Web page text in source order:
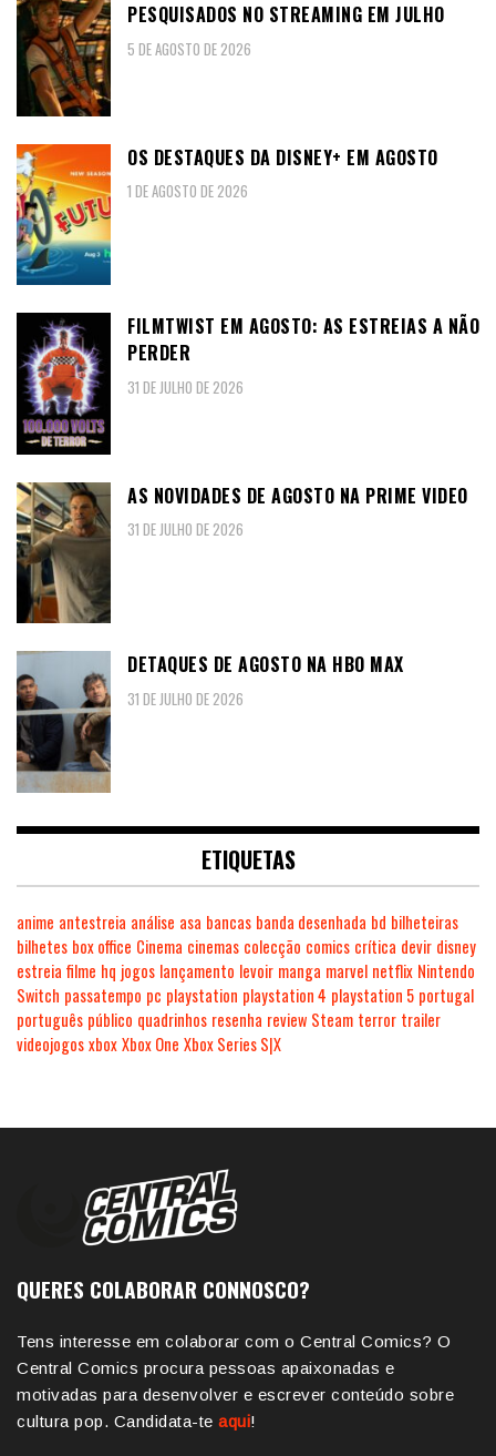
PESQUISADOS NO STREAMING EM JULHO
5 DE AGOSTO DE 2026
OS DESTAQUES DA DISNEY+ EM AGOSTO
1 DE AGOSTO DE 2026
FILMTWIST EM AGOSTO: AS ESTREIAS A NÃO
PERDER
31 DE JULHO DE 2026
AS NOVIDADES DE AGOSTO NA PRIME VIDEO
31 DE JULHO DE 2026
DETAQUES DE AGOSTO NA HBO MAX
31 DE JULHO DE 2026
ETIQUETAS
anime antestreia análise asa bancas banda desenhada bd bilheteiras
bilhetes box office Cinema cinemas colecção comics crítica devir disney
estreia filme hq jogos lançamento levoir manga marvel netflix Nintendo
Switch passatempo pc playstation playstation 4 playstation 5 portugal
português público quadrinhos resenha review Steam terror trailer
videojogosxboxXbox One Xbox Series S|X
QUERES COLABORAR CONNOSCO?
Tens interesse em colaborar com o Central Comics? O
Central Comics procura pessoas apaixonadas e
motivadas para desenvolver e escrever conteúdo sobre
cultura pop. Candidata-te aqui!